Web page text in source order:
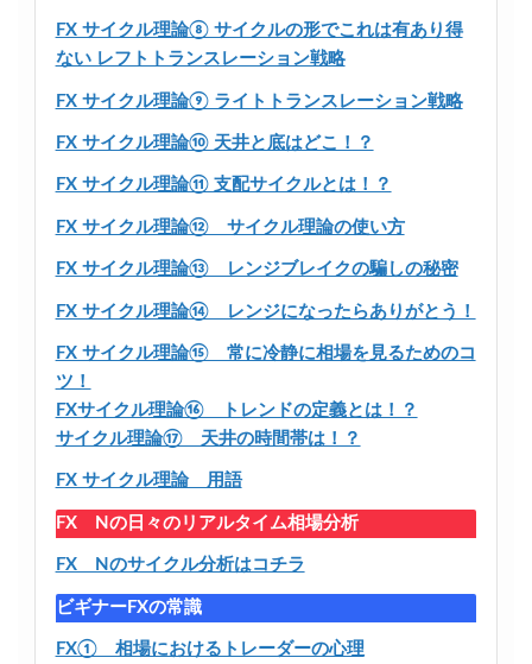
FX サイクル理論⑧ サイクルの形でこれは有あり得
ない レフトトランスレーション戦略
FX サイクル理論⑨ ライトトランスレーション戦略
FX サイクル理論⑩ 天井と底はどこ！？
FX サイクル理論⑪ 支配サイクルとは！？
FX サイクル理論⑫ サイクル理論の使い方
FX サイクル理論⑬ レンジブレイクの騙しの秘密
FX サイクル理論⑭ レンジになったらありがとう！
FX サイクル理論⑮ 常に冷静に相場を見るためのコ
ツ！
FXサイクル理論⑯ トレンドの定義とは！？
サイクル理論⑰ 天井の時間帯は！？
FX サイクル理論 用語
FX Nの日々のリアルタイム相場分析
FX Nのサイクル分析はコチラ
ビギナーFXの常識
FX① 相場におけるトレーダーの心理